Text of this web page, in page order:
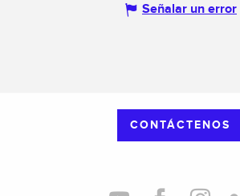
Señalar un error
CONTÁCTENOS